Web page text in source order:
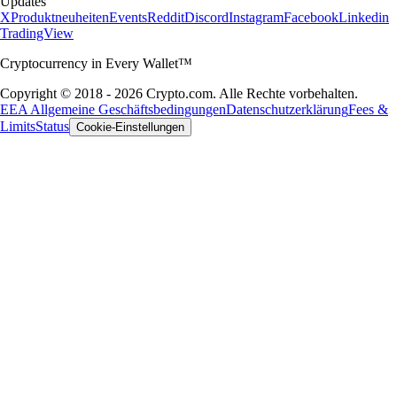
XProduktneuheitenEventsRedditDiscordInstagramFacebookLinkedin
TradingView
Cryptocurrency in Every Wallet™
Copyright © 2018 - 2026 Crypto.com. Alle Rechte vorbehalten.
EEA Allgemeine GeschäftsbedingungenDatenschutzerklärungFees &
LimitsStatus Cookie-Einstellungen